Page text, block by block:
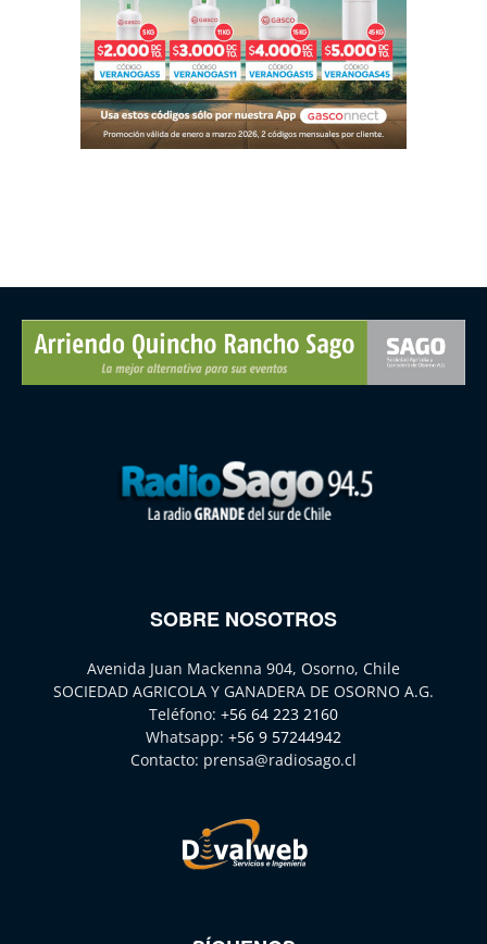
SOBRE NOSOTROS
Avenida Juan Mackenna 904, Osorno, Chile
SOCIEDAD AGRICOLA Y GANADERA DE OSORNO A.G.
Teléfono: +56 64 223 2160
Whatsapp: +56 9 57244942
Contacto: prensa@radiosago.cl